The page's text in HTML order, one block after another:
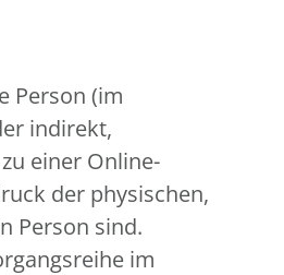
Person (im
indirekt,
einer Online-
der physischen,
Person sind.
im